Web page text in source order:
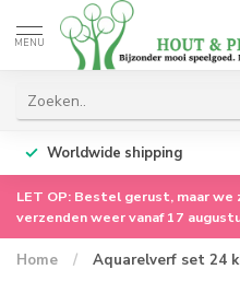
MENU
Worldwide shipping
LET OP: Bestel gerust, maar
verzenden weer vanaf 17
Home / Aquarelverf set 24